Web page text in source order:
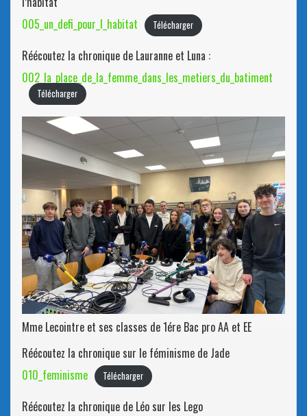
005_un_defi_pour_l_habitat
Télécharger
Réécoutez la chronique de Lauranne et Luna :
002_la_place_de_la_femme_dans_les_metiers_du_batiment
Télécharger
Mme Lecointre et ses classes de 1ére Bac pro AA et EE
Réécoutez la chronique sur le féminisme de Jade
010_feminisme
Télécharger
Réécoutez la chronique de Léo sur les Lego